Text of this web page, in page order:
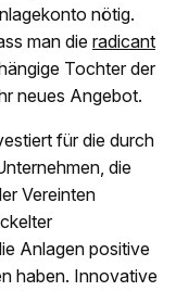
nötig.
man die radicant
Tochter der
neues Angebot.
für die durch
die
Vereinten
Anlagen positive
haben. Innovative